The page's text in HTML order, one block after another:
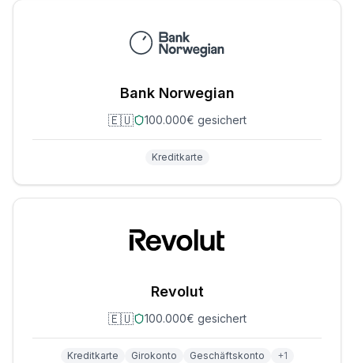
Bank Norwegian
🇪🇺 100.000€ gesichert
Kreditkarte
Revolut
🇪🇺 100.000€ gesichert
Kreditkarte Girokonto Geschäftskonto +1